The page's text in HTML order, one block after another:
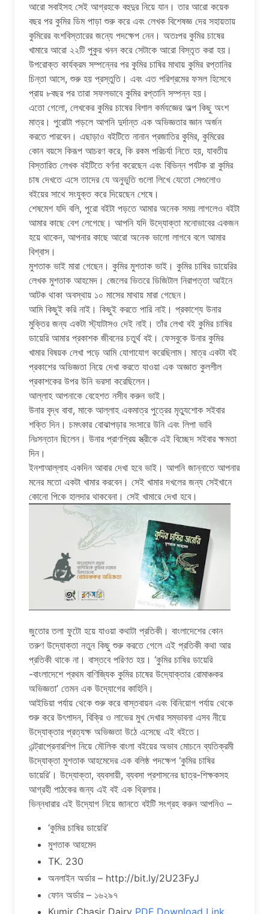
আরো সবাইসহ সেই আগ্রহকে বহুদুর নিয়ে যান। তার আরো কয়েক
বছর পর কুমির ডিম পাড়া শুরু করে এবং লেখক বিশেষজ্ঞ দের সহায়তায়
কুমিরের বংশবিস্তারের জন্যে পদক্ষেপ নেন। অতঃপর কুমির চাষের
খামারে আরো ২২টি পুকুর খনন করে সেটাকে আরো বিস্তৃত করা হয়।
উপরোক্ত কার্যক্রম সম্পন্নের পর কুমির চাষির মাথায় কুমির রপ্তানির
চিন্তা আসে, শুরু হয় প্রস্তুতি। এবং এত পরিশ্রমের ফসল হিসেবে
প্রায় ৮বছর পর তারা সফলভাবে কুমির রপ্তানি সম্পন্ন হয়।
এতো গেলো, লেখকের কুমির চাষের বিশাল কর্মযজ্ঞের অল্প কিছু অংশ
মাত্র। পুরোটা পড়লে আপনি দুর্দান্ত এক অভিজ্ঞতার জ্ঞান অর্জন
করতে পারবেন। এছাড়াও বইটিতে নানান প্রজাতির কুমির, কুমিরের
কোন বয়সে কিরূপ আচরণ করে, কি রকম পরিচর্যা নিতে হয়, যাবতীয়
বিস্তারিত লেখক বইটিতে বর্ণনা করেছেন এবং বিভিন্ন পর্যটক রা কুমির
চাষ দেখতে এসে তাদের যে অনুভুতি গুলো লিখে যেতো সেগুলোও
বইয়ের সাথে সংযুক্ত করে দিয়েছেন শেষে।
শেষমেশ যদি বলি, পুরো বইটা পড়তে আমার অনেক সময় লাগলেও বইটা
আমার কাছে বেশ লেগেছে। আপনি যদি উদ্যোক্তা মনোভাবের একজন
হয়ে থাকেন, আপনার কাছে আরো অনেক ভালো লাগবে বলে আমার
বিশ্বাস।
মুশতাক ভাই মারা গেছেন। কুমির মুশতাক ভাই। কুমির চাষির ডায়েরির
লেখক মুশতাক আহমেদ। জেলের ভিতরে ডিজিটাল নিরাপত্তা আইনে
আটক থাকা অবস্থায় ১০ মাসের মাথায় মারা গেছেন।
আমি কিছুই করি নাই। কিছুই করতে পারি নাই। প্রকাশ্যে উনার
মুক্তির জন্য একটা স্ট্যাটাসও দেই নাই। তাঁর লেখা বই কুমির চাষির
ডায়েরি আমার প্রকাশক জীবনের চতুর্থ বই। ফেসবুকে উনার কুমির
খামার বিষয়ক লেখা পড়ে আমি যোগাযোগ করেছিলাম। মাত্র একটা বই
প্রকাশের অভিজ্ঞতা নিয়ে দেখা করতে যাওয়া এক অজ্ঞাত কুলশীল
প্রকাশকের উপর উনি ভরসা করেছিলেন।
আল্লাহ আপনাকে বেহেশত নসীব করুন ভাই।
উনার বৃদ্ধ বাবা, মাকে আল্লাহ একমাত্র পুত্রের মৃত্যুশোক সইবার
শক্তি দিন। চমৎকার বোঝাপড়ার সংসারে উনি এবং লিপা ভাবি
নিঃসন্তান ছিলেন। উনার প্রাণপ্রিয় স্ত্রীকে এই বিচ্ছেদ সইবার ক্ষমতা
দিন।
ইনশাআল্লাহ একদিন আবার দেখা হবে ভাই। আপনি জান্নাতে আপনার
মনের মতো একটা খামার করবেন। সেই খামার দখলের জন্য সেইখানে
কোনো পিকে হালদার থাকবেনা। সেই খামারে দেখা হবে।
জুতোর তলা ফুটো হয়ে যাওয়া কথাটা প্রতিকী। বাংলাদেশের কোন
তরুণ উদ্যোক্তা নতুন কিছু শুরু করতে গেলে এই প্রতিকী কথা আর
প্রতিকী থাকে না। বাস্তবে পরিণত হয়। ‘কুমির চাষির ডায়েরি
-বাংলাদেশে প্রথম বাণিজ্যিক কুমির চাষের উদ্যোক্তার রোমাঞ্চকর
অভিজ্ঞতা’ তেমন এক উদ্যোগের কাহিনি।
আইডিয়া পর্যায় থেকে শুরু করে বাস্তবায়ন এবং বিনিয়োগ পর্যায় থেকে
শুরু করে উৎপাদন, বিক্রি ও লাভের মুখ দেখার সম্ভাবনা এসব নীয়ে
উদ্যোক্তার প্রত্যক্ষ অভিজ্ঞতা উঠে এসেছে এই বইতে।
এন্ট্রাপ্রেনারশিপ নিয়ে মৌলিক বাংলা বইয়ের অভাব মোচনে ব্যতিক্রমী
উদ্যোক্তা মুশতাক আহমেদের এক বলিষ্ঠ পদক্ষেপ ‘কুমির চাষির
ডায়েরি’। উদ্যোক্তা, ব্যবসায়ী, ব্যবসা প্রশাসনের ছাত্র-শিক্ষকসহ
আগ্রহী পাঠকের জন্য এই বই এক থ্রিলার।
ভিন্নধারার এই উদ্যোগ নিয়ে জানতে বইটি সংগ্রহ করুন আপনিও –
‘কুমির চাষির ডায়েরি’
মুশতাক আহমেদ
TK. 230
অনলাইন অর্ডার – http://bit.ly/2U23FyJ
ফোন অর্ডার – ১৬২৯৭